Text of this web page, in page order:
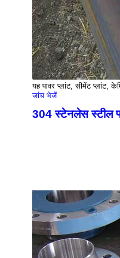
यह पावर प्लांट, सीमेंट प्लांट,
जांच भेजें
304 स्टेनलेस स्टील